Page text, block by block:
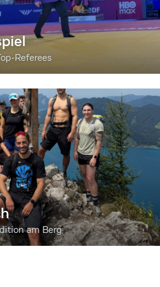
Referees
am Berg